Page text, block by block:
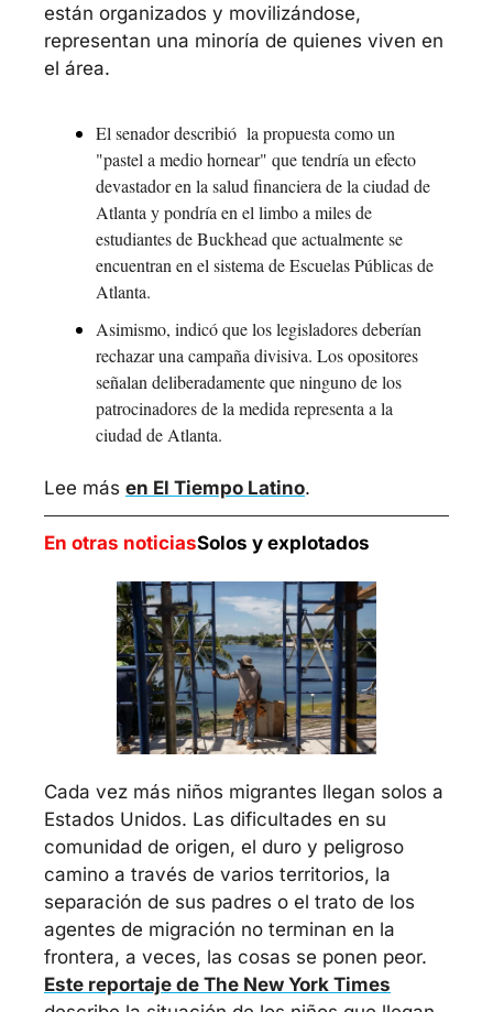
están organizados y movilizándose,
representan una minoría de quienes viven en
el área.
El senador describió  la propuesta como un
"pastel a medio hornear" que tendría un efecto
devastador en la salud financiera de la ciudad de
Atlanta y pondría en el limbo a miles de
estudiantes de Buckhead que actualmente se
encuentran en el sistema de Escuelas Públicas de
Atlanta.
Asimismo, indicó que los legisladores deberían
rechazar una campaña divisiva. Los opositores
señalan deliberadamente que ninguno de los
patrocinadores de la medida representa a la
ciudad de Atlanta.
Lee más en El Tiempo Latino.
En otras noticiasSolos y explotados
Cada vez más niños migrantes llegan solos a
Estados Unidos. Las dificultades en su
comunidad de origen, el duro y peligroso
camino a través de varios territorios, la
separación de sus padres o el trato de los
agentes de migración no terminan en la
Este reportaje de The New York Times